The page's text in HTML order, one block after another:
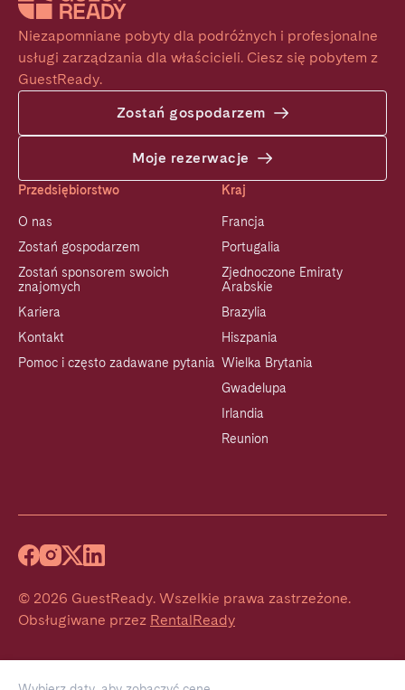
Niezapomniane pobyty dla podróżnych i profesjonalne
usługi zarządzania dla właścicieli. Ciesz się pobytem z
GuestReady.
Zostań gospodarzem
Moje rezerwacje
Przedsiębiorstwo
O nas
Zostań gospodarzem
Zostań sponsorem swoich
znajomych
Kariera
Kontakt
Pomoc i często zadawane pytania
Kraj
Francja
Portugalia
Zjednoczone Emiraty
Arabskie
Brazylia
Hiszpania
Wielka Brytania
Gwadelupa
Irlandia
Reunion
© 2026 GuestReady. Wszelkie prawa zastrzeżone.
Obsługiwane przez RentalReady